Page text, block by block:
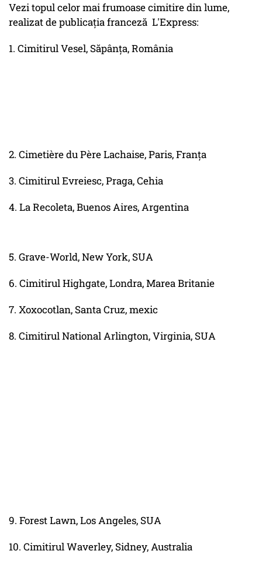
Vezi topul celor mai frumoase cimitire din lume,
realizat de publicația franceză L'Express:
1. Cimitirul Vesel, Săpânța, România
2. Cimetière du Père Lachaise, Paris, Franța
3. Cimitirul Evreiesc, Praga, Cehia
4. La Recoleta, Buenos Aires, Argentina
5. Grave-World, New York, SUA
6. Cimitirul Highgate, Londra, Marea Britanie
7. Xoxocotlan, Santa Cruz, mexic
8. Cimitirul National Arlington, Virginia, SUA
9. Forest Lawn, Los Angeles, SUA
10. Cimitirul Waverley, Sidney, Australia